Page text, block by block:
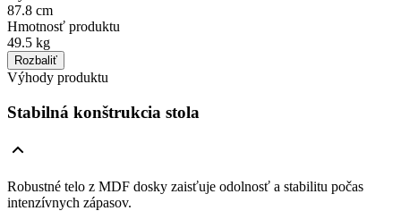
87.8 cm
Hmotnosť produktu
49.5 kg
Rozbaliť
Výhody produktu
Stabilná konštrukcia stola
Robustné telo z MDF dosky zaisťuje odolnosť a stabilitu počas
intenzívnych zápasov.